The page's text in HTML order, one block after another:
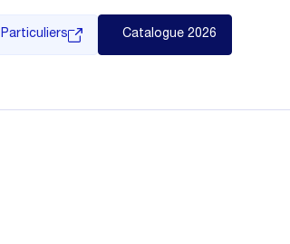
Particuliers Catalogue 2026